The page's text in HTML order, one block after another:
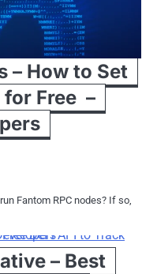
– How to Set
for Free –
Fantom RPC nodes? If so,
– Best